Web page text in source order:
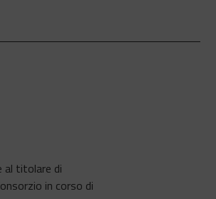
al titolare di
in corso di